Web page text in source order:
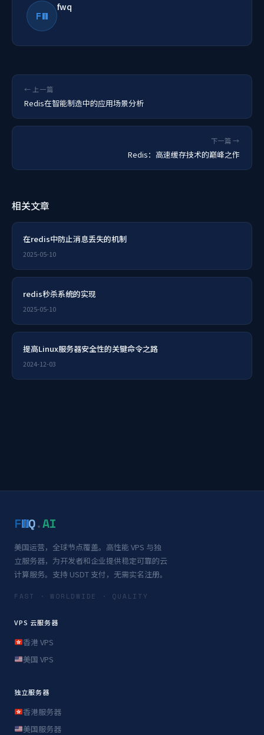
FW
fwq
← 上一篇
Redis在智能制造中的应用场景分析
下一篇 →
Redis：高速缓存技术的巅峰之作
相关文章
在redis中防止消息丢失的机制
2025-05-10
redis秒杀系统的实现
2025-05-10
提高Linux服务器安全性的关键命令之路
2024-12-03
FWQ.AI
美国运营，全球节点覆盖。高性能 VPS 与独
立服务器，为开发者和企业提供稳定可靠的云
计算服务。支持 USDT 支付，无需实名注册。
FAST · WORLDWIDE · QUALITY
VPS 云服务器
香港 VPS
美国 VPS
独立服务器
香港服务器
美国服务器